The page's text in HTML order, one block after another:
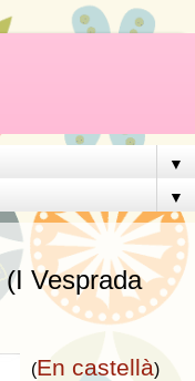
▼
▼
Vesprada
(En castellà)